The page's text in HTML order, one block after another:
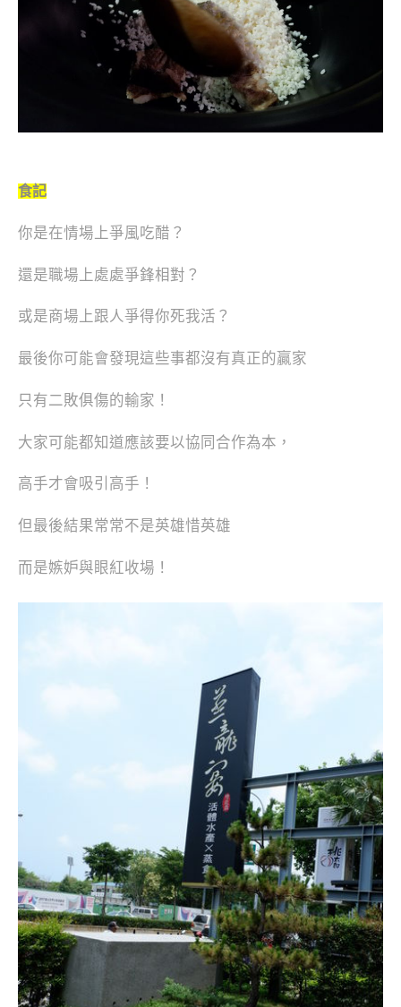
食記
你是在情場上爭風吃醋？
還是職場上處處爭鋒相對？
或是商場上跟人爭得你死我活？
最後你可能會發現這些事都沒有真正的贏家
只有二敗俱傷的輸家！
大家可能都知道應該要以協同合作為本，
高手才會吸引高手！
但最後結果常常不是英雄惜英雄
而是嫉妒與眼紅收場！